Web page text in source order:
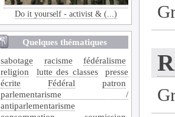
Do it yourself - activist & (...)
Quelques thématiques
sabotage
racisme
fédéralisme
religion
lutte des classes
presse
écrite
Fédéral
patron
parlementarisme /
antiparlementarisme